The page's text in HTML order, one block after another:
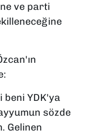
ve parti
YDK'ya
sözde
Gelinen